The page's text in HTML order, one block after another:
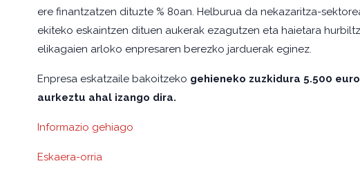
ere finantzatzen dituzte % 80an. Helburua da nekazaritza-
ekiteko eskaintzen dituen aukerak ezagutzen eta haietara
elikagaien arloko enpresaren berezko jarduerak eginez.
Enpresa eskatzaile bakoitzeko gehieneko zuzkidura 5.500
aurkeztu ahal izango dira.
Informazio gehiago
Eskaera-orria